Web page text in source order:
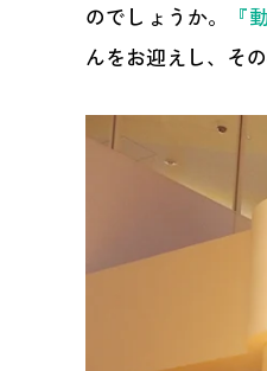
のでしょうか。
『
んをお迎えし、そ